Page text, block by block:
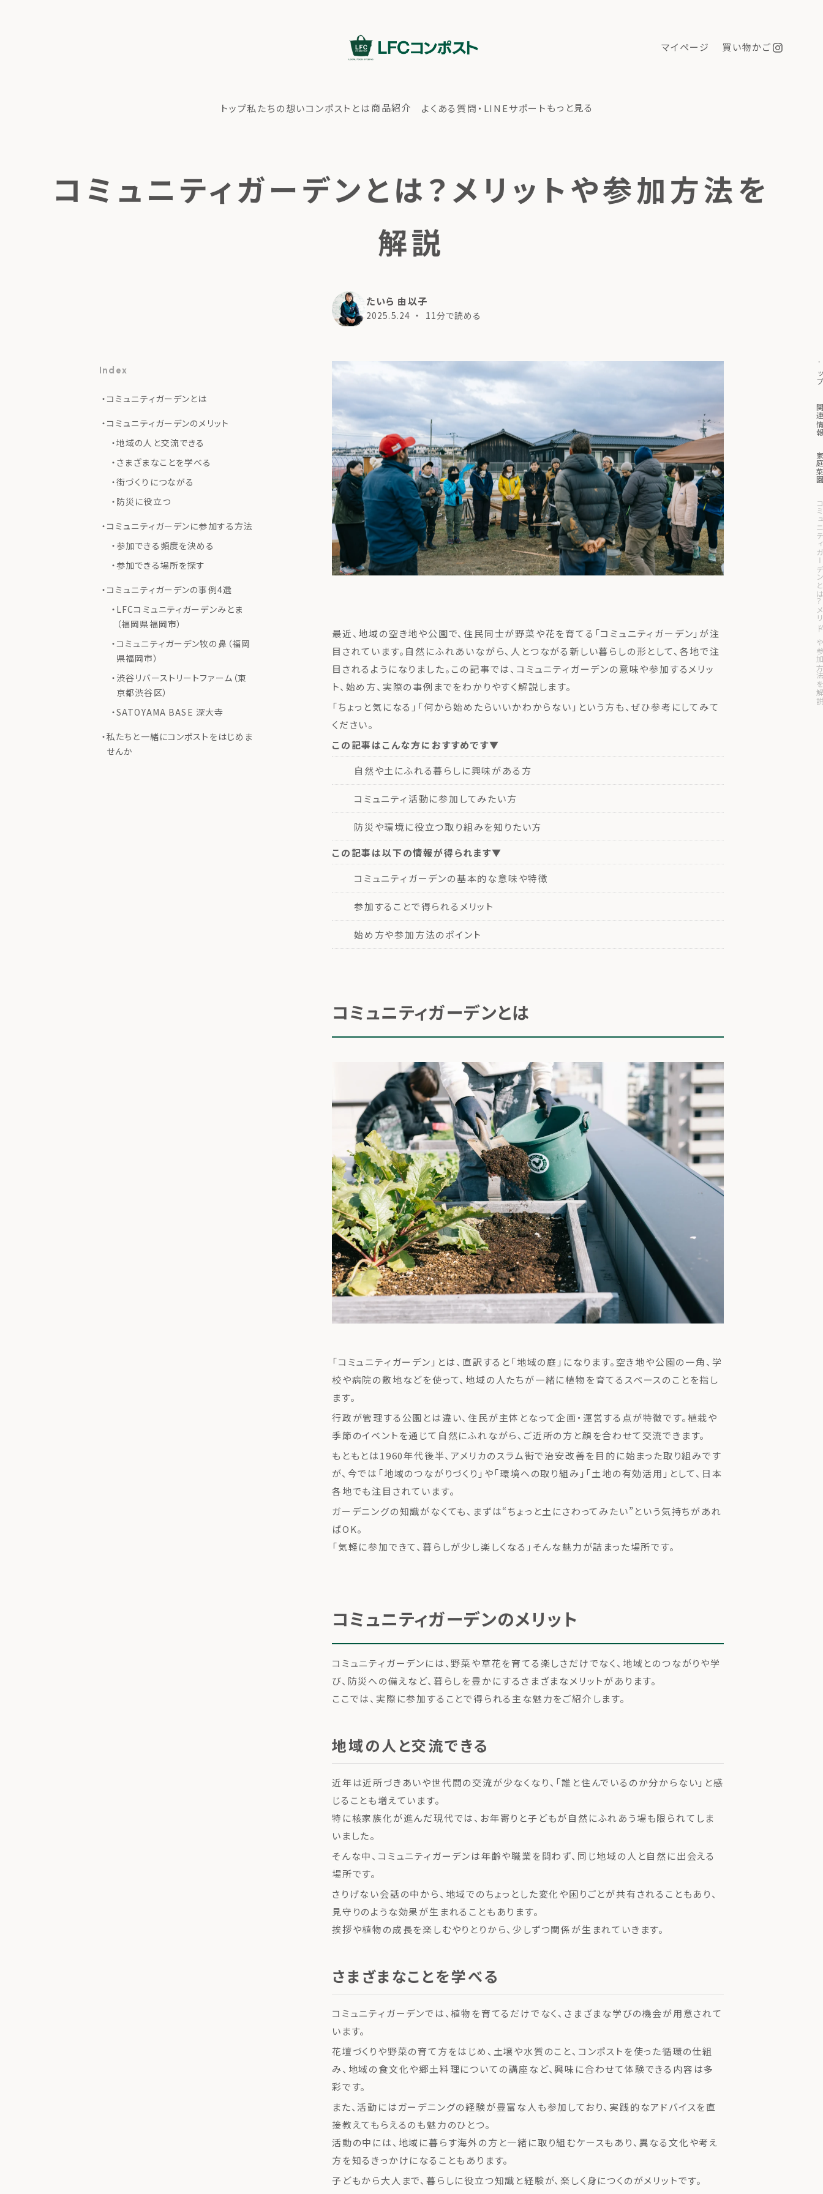
マイページ 買い物かご
トップ私たちの想いコンポストとは商品紹介 よくある質問・LINEサポートもっと見る
コミュニティガーデンとは？メリットや参加方法を
解説
たいら 由以子
2025.5.24 ・ 11分で読める
よくある質問・LINEサポート マイページ
ト
関
家
コミュニティガーデン
Index
コミュニティガーデンとは
コミュニティガーデンのメリット
地域の人と交流できる
さまざまなことを学べる
街づくりにつながる
防災に役立つ
コミュニティガーデンに参加する方法
参加できる頻度を決める
参加できる場所を探す
コミュニティガーデンの事例4選
LFCコミュニティガーデンみとま
（福岡県福岡市）
コミュニティガーデン牧の鼻（福岡
県福岡市）
渋谷リバーストリートファーム（東
京都渋谷区）
SATOYAMA BASE 深大寺
私たちと一緒にコンポストをはじめま
せんか
最近、地域の空き地や公園で、住民同士が野菜や花を育てる「コミュニティガーデン」が注
目されています。自然にふれあいながら、人とつながる新しい暮らしの形として、各地で注
目されるようになりました。この記事では、コミュニティガーデンの意味や参加するメリッ
ト、始め方、実際の事例までをわかりやすく解説します。
「ちょっと気になる」「何から始めたらいいかわからない」という方も、ぜひ参考にしてみて
ください。
この記事はこんな方におすすめです▼
自然や土にふれる暮らしに興味がある方
コミュニティ活動に参加してみたい方
防災や環境に役立つ取り組みを知りたい方
この記事は以下の情報が得られます▼
コミュニティガーデンの基本的な意味や特徴
参加することで得られるメリット
始め方や参加方法のポイント
コミュニティガーデンとは
「コミュニティガーデン」とは、直訳すると「地域の庭」になります。空き地や公園の一角、学
校や病院の敷地などを使って、地域の人たちが一緒に植物を育てるスペースのことを指し
ます。
行政が管理する公園とは違い、住民が主体となって企画・運営する点が特徴です。植栽や
季節のイベントを通じて自然にふれながら、ご近所の方と顔を合わせて交流できます。
もともとは1960年代後半、アメリカのスラム街で治安改善を目的に始まった取り組みです
が、今では「地域のつながりづくり」や「環境への取り組み」「土地の有効活用」として、日本
各地でも注目されています。
ガーデニングの知識がなくても、まずは“ちょっと土にさわってみたい”という気持ちがあれ
ばOK。
「気軽に参加できて、暮らしが少し楽しくなる」そんな魅力が詰まった場所です。
コミュニティガーデンのメリット
コミュニティガーデンには、野菜や草花を育てる楽しさだけでなく、地域とのつながりや学
び、防災への備えなど、暮らしを豊かにするさまざまなメリットがあります。
ここでは、実際に参加することで得られる主な魅力をご紹介します。
地域の人と交流できる
近年は近所づきあいや世代間の交流が少なくなり、「誰と住んでいるのか分からない」と感
じることも増えています。
特に核家族化が進んだ現代では、お年寄りと子どもが自然にふれあう場も限られてしま
いました。
そんな中、コミュニティガーデンは年齢や職業を問わず、同じ地域の人と自然に出会える
場所です。
さりげない会話の中から、地域でのちょっとした変化や困りごとが共有されることもあり、
見守りのような効果が生まれることもあります。
挨拶や植物の成長を楽しむやりとりから、少しずつ関係が生まれていきます。
さまざまなことを学べる
コミュニティガーデンでは、植物を育てるだけでなく、さまざまな学びの機会が用意されて
います。
花壇づくりや野菜の育て方をはじめ、土壌や水質のこと、コンポストを使った循環の仕組
み、地域の食文化や郷土料理についての講座など、興味に合わせて体験できる内容は多
彩です。
また、活動にはガーデニングの経験が豊富な人も参加しており、実践的なアドバイスを直
接教えてもらえるのも魅力のひとつ。
活動の中には、地域に暮らす海外の方と一緒に取り組むケースもあり、異なる文化や考え
方を知るきっかけになることもあります。
子どもから大人まで、暮らしに役立つ知識と経験が、楽しく身につくのがメリットです。